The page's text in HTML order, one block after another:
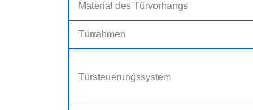
Material des Türvorhangs
Türrahmen
Türsteuerungssystem